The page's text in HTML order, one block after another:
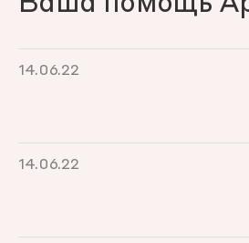
14.06.22
14.06.22